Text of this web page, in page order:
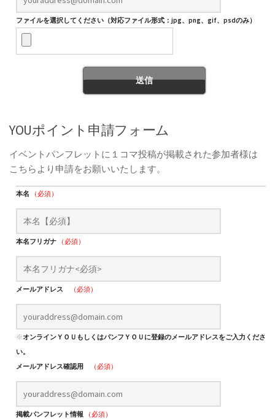
ファイルを選択してください（対応ファイル形式：jpg、png、gif、psdのみ）
YOUポイント申請フォーム
イベントパンフレットに１コマ投稿が掲載された参加者様は
こちらより申請をお願いいたします。
本名 （必須）
本名フリガナ （必須）
メールアドレス （必須）
※オンラインＹＯＵもしくはパンフＹＯＵに登録のメールアドレスをご入力くださ
い。
メールアドレス確認用
（必須）
掲載パンフレット情報 （必須）